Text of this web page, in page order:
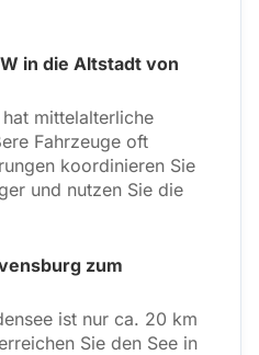
in die Altstadt von
mittelalterliche
Fahrzeuge oft
koordinieren Sie
und nutzen Sie die
zum
ist nur ca. 20 km
Sie den See in